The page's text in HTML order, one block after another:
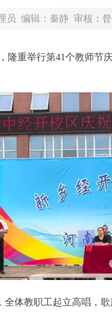
员 编辑：秦静 审核：
重举行第41个教师节
全体教职工起立高唱，